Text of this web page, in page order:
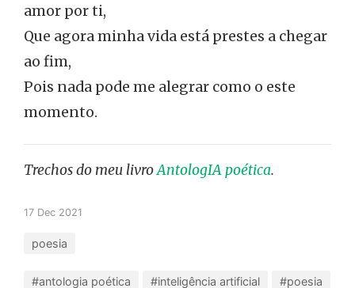
amor por ti,
Que agora minha vida está prestes a chegar
ao fim,
Pois nada pode me alegrar como o este
momento.
Trechos do meu livroAntologIA poética.
17 Dec 2021
poesia
#antologia poética #inteligência artificial
#poesia